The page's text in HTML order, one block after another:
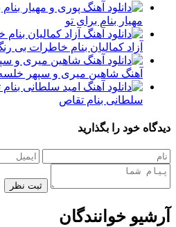
مهیار بنام برای تو
آزاد کمالیان بنام خاطرات بی
آهنگ شاهین میری و سپهر خلسه
سلطانی بنام تقاص
دیدگاه خود را بگذارید
ثبت نظر
آرشیو خوانندگان